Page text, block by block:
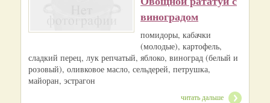
виноградом
помидоры, кабачки
(молодые), картофель,
сладкий перец, лук репчатый, яблоко, виноград (белый и
розовый), оливковое масло, сельдерей, петрушка,
майоран, эстрагон
читать дальше